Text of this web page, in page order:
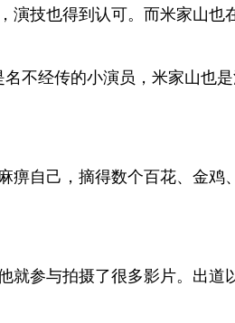
技也得到认可。而米家山也
不经传的小演员，米家山也
自己，摘得数个百花、金
就参与拍摄了很多影片。出